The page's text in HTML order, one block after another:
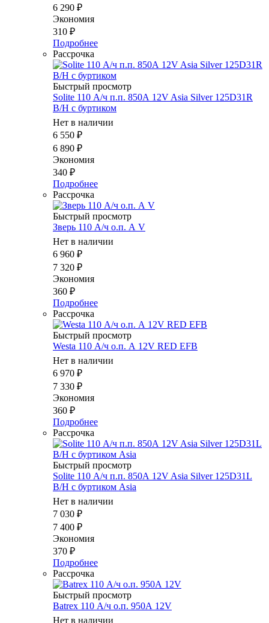
6 290 ₽
Экономия
310 ₽
Подробнее
Рассрочка
Быстрый просмотр
Solite 110 А/ч п.п. 850А 12V Asia Silver 125D31R
B/H с буртиком
Нет в наличии
6 550 ₽
6 890 ₽
Экономия
340 ₽
Подробнее
Рассрочка
Быстрый просмотр
Зверь 110 А/ч о.п. А V
Нет в наличии
6 960 ₽
7 320 ₽
Экономия
360 ₽
Подробнее
Рассрочка
Быстрый просмотр
Westa 110 А/ч о.п. А 12V RED EFB
Нет в наличии
6 970 ₽
7 330 ₽
Экономия
360 ₽
Подробнее
Рассрочка
Быстрый просмотр
Solite 110 А/ч п.п. 850А 12V Asia Silver 125D31L
B/H с буртиком Asia
Нет в наличии
7 030 ₽
7 400 ₽
Экономия
370 ₽
Подробнее
Рассрочка
Быстрый просмотр
Batrex 110 А/ч о.п. 950А 12V
Нет в наличии